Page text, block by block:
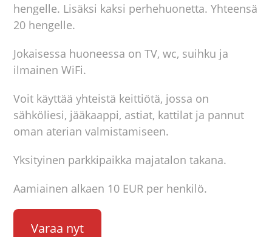
hengelle. Lisäksi kaksi perhehuonetta. Yhteensä
20 hengelle.
Jokaisessa huoneessa on TV, wc, suihku ja
ilmainen WiFi.
Voit käyttää yhteistä keittiötä, jossa on
sähköliesi, jääkaappi, astiat, kattilat ja pannut
oman aterian valmistamiseen.
Yksityinen parkkipaikka majatalon takana.
Aamiainen alkaen 10 EUR per henkilö.
Varaa nyt